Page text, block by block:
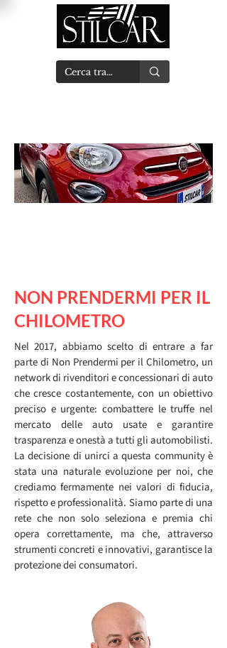
NON PRENDERMI PER IL
CHILOMETRO
Nel 2017, abbiamo scelto di entrare a far
parte di Non Prendermi per il Chilometro, un
network di rivenditori e concessionari di auto
che cresce costantemente, con un obiettivo
preciso e urgente: combattere le truffe nel
mercato delle auto usate e garantire
trasparenza e onestà a tutti gli automobilisti.
La decisione di unirci a questa community è
stata una naturale evoluzione per noi, che
crediamo fermamente nei valori di fiducia,
rispetto e professionalità. Siamo parte di una
rete che non solo seleziona e premia chi
opera correttamente, ma che, attraverso
strumenti concreti e innovativi, garantisce la
protezione dei consumatori.